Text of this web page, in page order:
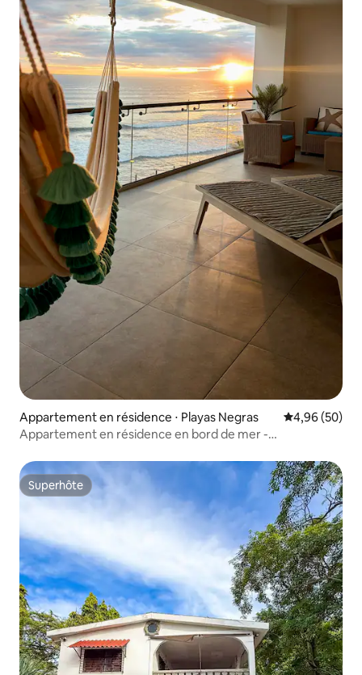
Appartement en résidence ⋅ Playas Negras Évaluation
4,96 (50)
Appartement en résidence en bord de mer -
Superhôte
Superhôte